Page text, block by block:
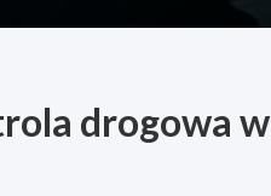
drogowa w